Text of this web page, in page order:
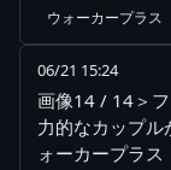
ウォーカープラス
06/21 15:24
画像14 / 14＞
力的なカップル
ォーカープラス